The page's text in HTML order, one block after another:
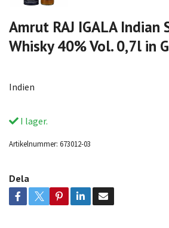
Amrut RAJ IGALA
Whisky 40% Vol. 0,7l in
Indien
I lager.
Artikelnummer: 673012-03
Dela